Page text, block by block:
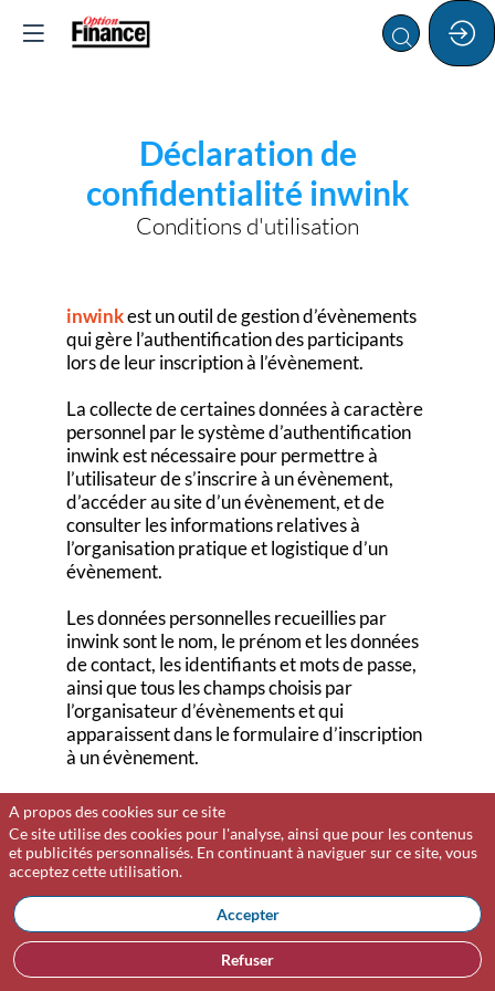
Déclaration de
confidentialité inwink
Conditions d'utilisation
inwinkest un outil de gestion d’évènements
qui gère l’authentification des participants
lors de leur inscription à l’évènement.
La collecte de certaines données à caractère
personnel par le système d’authentification
inwink est nécessaire pour permettre à
l’utilisateur de s’inscrire à un évènement,
d’accéder au site d’un évènement, et de
consulter les informations relatives à
l’organisation pratique et logistique d’un
évènement.
Les données personnelles recueillies par
inwink sont le nom, le prénom et les données
de contact, les identifiants et mots de passe,
ainsi que tous les champs choisis par
l’organisateur d’évènements et qui
apparaissent dans le formulaire d’inscription
à un évènement.
Ces données à caractère personnel
concernant l’utilisateur sont confidentielles
et conservées par inwink. Elles pourront être
communiquées à ses partenaires et
prestataires exclusivement pour la gestion de
l’inscription et de la participation de
l’utilisateur à un ou plusieurs évènements.
A propos des cookies sur ce site
Ce site utilise des cookies pour l'analyse, ainsi que pour les contenus
et publicités personnalisés. En continuant à naviguer sur ce site, vous
acceptez cette utilisation.
Accepter
Refuser